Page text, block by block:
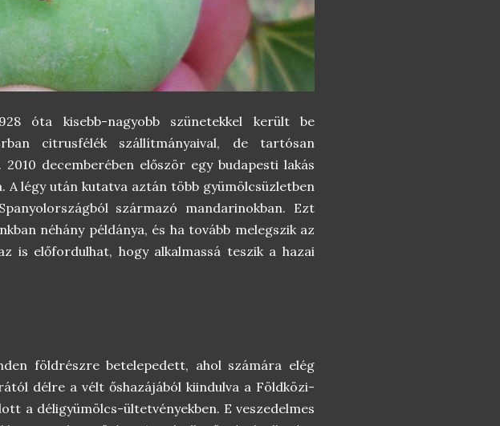
óta kisebb-nagyobb szünetekkel került be
citrusfélék szállítmányaival, de tartósan
decemberében először egy budapesti lakás
A légy után kutatva aztán több gyümölcsüzletben
származó mandarinokban. Ezt
néhány példánya, és ha tovább melegszik az
is előfordulhat, hogy alkalmassá teszik a hazai
földrészre betelepedett, ahol számára elég
délre a vélt őshazájából kiindulva a Földközi-
a déligyümölcs-ültetvényekben. E veszedelmes